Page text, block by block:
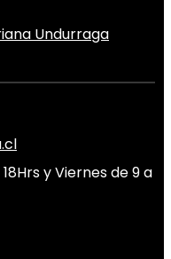
Undurraga
y Viernes de 9 a